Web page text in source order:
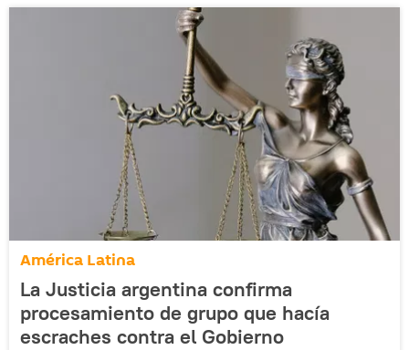
América Latina
La Justicia argentina confirma
procesamiento de grupo que hacía
escraches contra el Gobierno